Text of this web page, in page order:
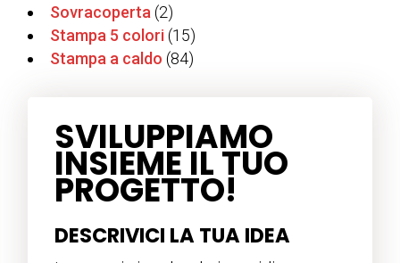
Sovracoperta (2)
Stampa 5 colori(15)
Stampa a caldo (84)
SVILUPPIAMO
INSIEME IL TUO
PROGETTO!
DESCRIVICI LA TUA IDEA